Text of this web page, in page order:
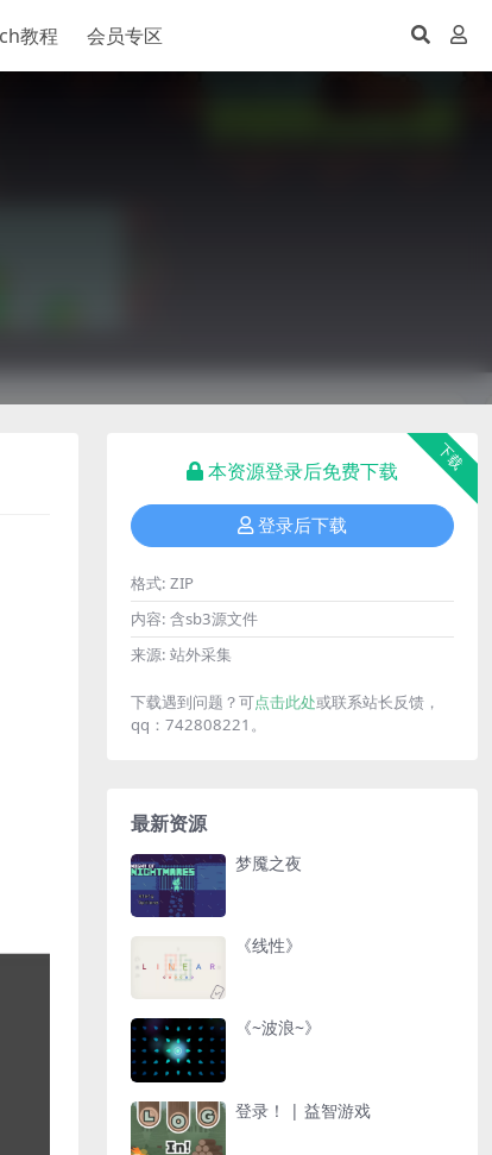
教程 会员专区
下载
本资源登录后免费下载
登录后下载
格式: ZIP
内容: 含sb3源文件
来源: 站外采集
下载遇到问题？可点击此处或联系站长反馈，
qq：742808221。
最新资源
梦魇之夜
《线性》
《~波浪~》
登录！ | 益智游戏